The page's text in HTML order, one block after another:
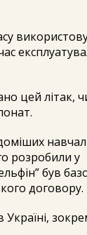
цей літак,
розробили у
був
договору.
Україні,